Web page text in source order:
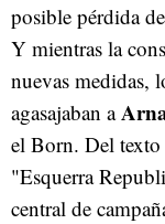
posible pérdida
Y mientras la
nuevas medidas,
agasajaban a
el Born. Del
"Esquerra
central de